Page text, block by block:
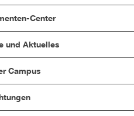
Center
und Aktuelles
Campus